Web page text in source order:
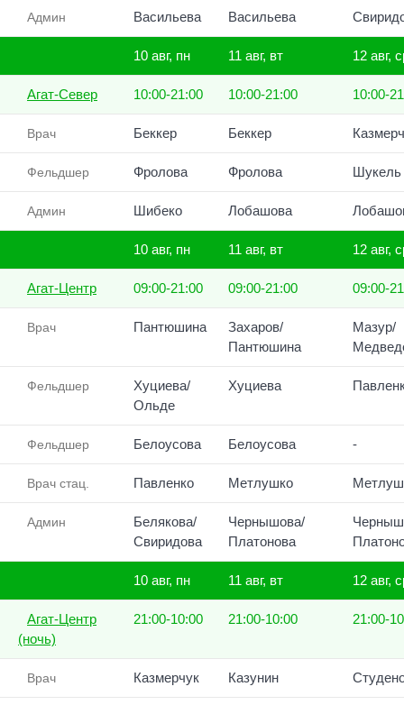
Админ Васильева Васильева
10 авг, пн 11 авг, вт 12 авг,
Агат-Север 10:00-21:00 10:00-21:00 10:00-
Врач Беккер Беккер
Фельдшер Фролова Фролова Шукель
Админ Шибеко Лобашова
10 авг, пн 11 авг, вт 12 авг,
Агат-Центр 09:00-21:00 09:00-21:00 09:00-
Врач Пантюшина
Захаров/
Пантюшина
Мазур/
Фельдшер
Хуциева/
Ольде
Хуциева
Фельдшер Белоусова Белоусова -
Врач стац. Павленко Метлушко
Админ
Белякова/
Свиридова
Чернышова/
Платонова
10 авг, пн 11 авг, вт 12 авг,
Агат-Центр
(ночь)
21:00-10:00 21:00-10:00 21:00-
Врач Казмерчук Казунин